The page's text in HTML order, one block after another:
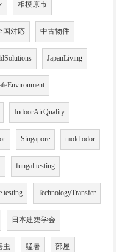
相模原市
国対応 中古物件
JapanLiving
IndoorAirQuality
Singapore mold odor
fungal testing
testing TechnologyTransfer
日本建築学会
虫 猛暑 部屋